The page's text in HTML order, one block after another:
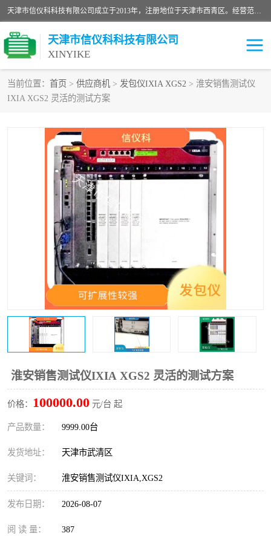
天津市信仪科科技有限公司成立于2013年，注册地位于天津市西青区。经营范围包括计算机软件、电子产品、仪器技术开发、技术转让、技术咨询、技术服务、网络工程、电子监控工程安装等；主要产品有：网络流量测试仪、Ixia XM2、XM12、XGS2、XGS12、400T、1600T、X16网络协议分析仪，Agilent N2X 等等各种型号，欢迎来电咨询。
天津市信仪科科技有限公司
XINYIKE
当前位置： 首页 > 供应商机 > 发包仪IXIA XGS2 > 淮安销售测试仪
IXIA XGS2 灵活的测试方案
淮安销售测试仪IXIA XGS2 灵活的测试方案
价格： 100000.00 元/台 起
产品数量： 9999.00台
发货地址： 天津市武清区
关键词： 淮安销售测试仪IXIA,XGS2
发布日期： 2026-08-07
阅 读 量： 387
思博伦Spirent C50
思博伦Spirent C100 思博伦Spirent N4U
思博伦Spirent N11U 思博伦Spirent SPT-2U
思博伦600B 思博伦SPT-2000A-HS
思博伦Spirent SPT-3U 思博伦TestCenter
发包仪IXIA XGS2 思博伦Spirent SPT-9000A